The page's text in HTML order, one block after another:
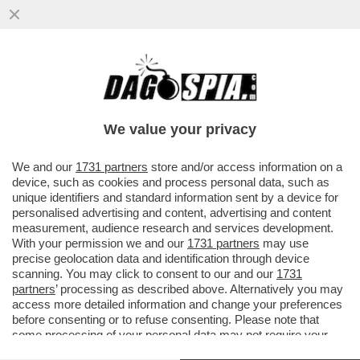
BECKHAM È DIVENTATO “BILLIONAIRE” –L’EX
CALCIATORE INGLESE È IL PRIMO SPORTIVO DEL
We value your privacy
We and our 1731 partners store and/or access information on a
device, such as cookies and process personal data, such as
unique identifiers and standard information sent by a device for
personalised advertising and content, advertising and content
measurement, audience research and services development.
With your permission we and our 1731 partners may use
precise geolocation data and identification through device
scanning. You may click to consent to our and our 1731
partners’ processing as described above. Alternatively you may
access more detailed information and change your preferences
before consenting or to refuse consenting. Please note that
some processing of your personal data may not require your